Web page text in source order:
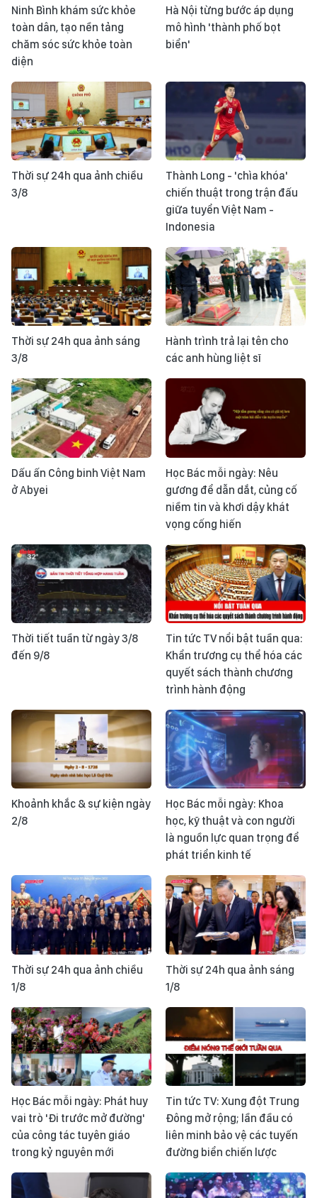
Ninh Bình khám sức khỏe
toàn dân, tạo nền tảng
chăm sóc sức khỏe toàn
diện
Hà Nội từng bước áp dụng
mô hình 'thành phố bọt
biển'
Thời sự 24h qua ảnh chiều
3/8
Thành Long - 'chìa khóa'
chiến thuật trong trận đấu
giữa tuyển Việt Nam -
Indonesia
Thời sự 24h qua ảnh sáng
3/8
Hành trình trả lại tên cho
các anh hùng liệt sĩ
Dấu ấn Công binh Việt Nam
ở Abyei
Học Bác mỗi ngày: Nêu
gương để dẫn dắt, củng cố
niềm tin và khơi dậy khát
vọng cống hiến
Thời tiết tuần từ ngày 3/8
đến 9/8
Tin tức TV nổi bật tuần qua:
Khẩn trương cụ thể hóa các
quyết sách thành chương
trình hành động
Khoảnh khắc & sự kiện ngày
2/8
Học Bác mỗi ngày: Khoa
học, kỹ thuật và con người
là nguồn lực quan trọng để
phát triển kinh tế
Thời sự 24h qua ảnh chiều
1/8
Thời sự 24h qua ảnh sáng
1/8
Học Bác mỗi ngày: Phát huy
vai trò 'Đi trước mở đường'
của công tác tuyên giáo
trong kỷ nguyên mới
Tin tức TV: Xung đột Trung
Đông mở rộng; lần đầu có
liên minh bảo vệ các tuyến
đường biển chiến lược